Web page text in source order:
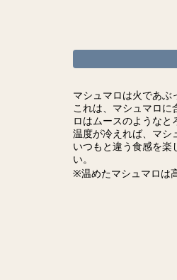
マシュマロは火であぶ
これは、マシュマロに
ロはムースのようなと
温度が冷えれば、マシ
いつもと違う食感を楽
い。
※温めたマシュマロは